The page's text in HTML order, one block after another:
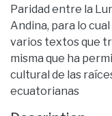
Paridad entre la
Andina, para lo
varios textos que
misma que ha
cultural de las
ecuatorianas